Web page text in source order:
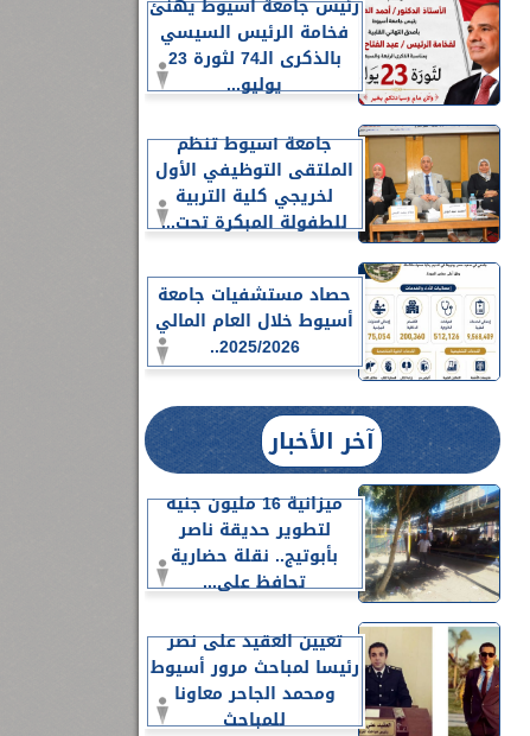
رئيس جامعة أسيوط يهنئ
فخامة الرئيس السيسي
بالذكرى الـ74 لثورة 23
يوليو...
جامعة أسيوط تنظم
الملتقى التوظيفي الأول
لخريجي كلية التربية
للطفولة المبكرة تحت...
حصاد مستشفيات جامعة
أسيوط خلال العام المالي
2025/2026..
آخر الأخبار
ميزانية 16 مليون جنيه
لتطوير حديقة ناصر
بأبوتيج.. نقلة حضارية
تحافظ على...
تعيين العقيد على نصر
رئيسا لمباحث مرور أسيوط
ومحمد الجاحر معاونا
للمباحث